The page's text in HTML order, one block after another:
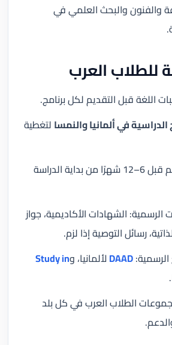
والفنون والبحث العلمي في
للطلاب العرب
اللغة قبل التقديم لكل برنامج.
الدراسية في ألمانيا والنمسا لتغطية
البدء في التقديم قبل 6–12 شهرًا من بداية الدراسة
الرسمية: الشهادات الأكاديمية، جواز
رسائل التوصية إذا لزم.
الرسمية:DAADلألمانيا، وStudy in
الطلاب العرب في كل بلد